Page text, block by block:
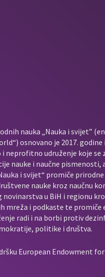
nauka „Nauka i svijet”
osnovano je 2017.
neprofitno udruženje koje se
nauke i naučne
i svijet“ promiče
nauke kroz naučnu
u BiH i regionu
mreža i podkaste te
radi i na borbi protiv
politike i društva.
European Endowment for